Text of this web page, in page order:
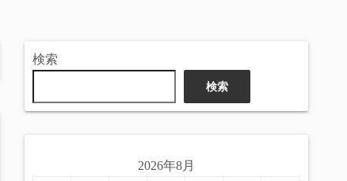
検索
検索
2026年8月